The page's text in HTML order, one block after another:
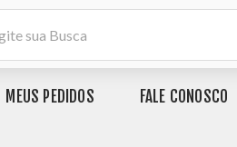
MEUS PEDIDOS FALE CONOSCO